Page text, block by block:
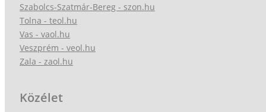
Szabolcs-Szatmár-Bereg - szon.hu
Tolna - teol.hu
Vas - vaol.hu
Veszprém - veol.hu
Zala - zaol.hu
Közélet